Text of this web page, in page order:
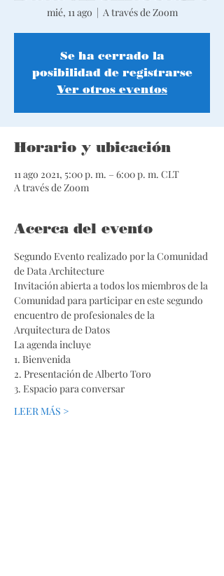
mié, 11 ago
  |
A través de Zoom
Se ha cerrado la
posibilidad de registrarse
Ver otros eventos
Horario y ubicación
11 ago 2021, 5:00 p. m. – 6:00 p. m. CLT
A través de Zoom
Acerca del evento
Segundo Evento realizado por la Comunidad
de Data Architecture
Invitación abierta a todos los miembros de la
Comunidad para participar en este segundo
encuentro de profesionales de la
Arquitectura de Datos
La agenda incluye
1. Bienvenida
2. Presentación de Alberto Toro
3. Espacio para conversar
LEER MÁS >